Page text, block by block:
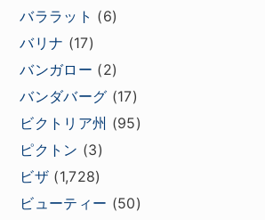
バララット (6)
バリナ (17)
バンガロー (2)
バンダバーグ (17)
ビクトリア州 (95)
ピクトン (3)
ビザ (1,728)
ビューティー (50)